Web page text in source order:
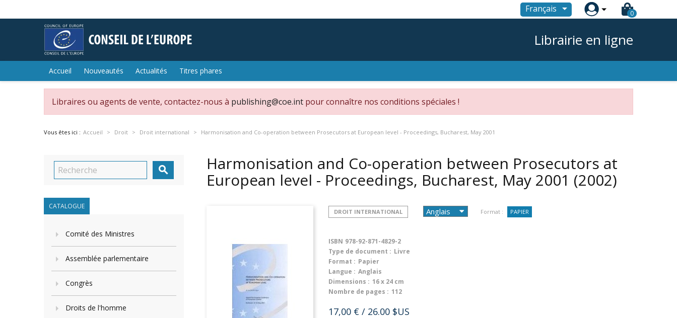
Français  0
Librairie en ligne
Accueil Nouveautés Actualités Titres phares
Libraires ou agents de vente, contactez-nous à publishing@coe.int pour connaître nos conditions spéciales !
Vous êtes ici : Accueil Droit Droit international Harmonisation and Co-operation between Prosecutors at European level - Proceedings, Bucharest, May 2001

CATALOGUE
Comité des Ministres
Assemblée parlementaire
Congrès
Droits de l'homme
Harmonisation and Co-operation between Prosecutors at
European level - Proceedings, Bucharest, May 2001 (2002)
DROIT INTERNATIONAL Format : PAPIER
ISBN 978-92-871-4829-2
Type de document : Livre
Format : Papier
Langue : Anglais
Dimensions : 16 x 24 cm
Nombre de pages : 112
17,00 € / 26.00 $US